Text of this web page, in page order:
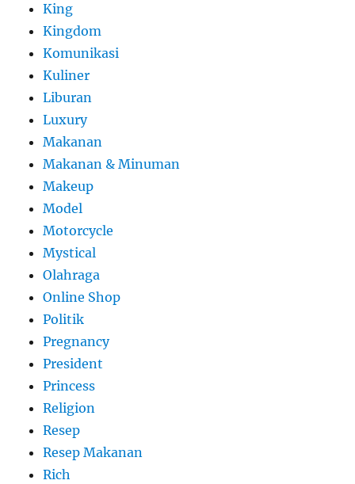
King
Kingdom
Komunikasi
Kuliner
Liburan
Luxury
Makanan
Makanan & Minuman
Makeup
Model
Motorcycle
Mystical
Olahraga
Online Shop
Politik
Pregnancy
President
Princess
Religion
Resep
Resep Makanan
Rich